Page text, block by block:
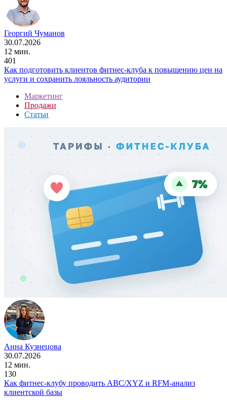
Георгий Чуманов
30.07.2026
12 мин.
401
Как подготовить клиентов фитнес-клуба к повышению цен на
услуги и сохранить лояльность аудитории
Маркетинг
Продажи
Статьи
Анна Кузнецова
30.07.2026
12 мин.
130
Как фитнес-клубу проводить ABC/XYZ и RFM-анализ
клиентской базы